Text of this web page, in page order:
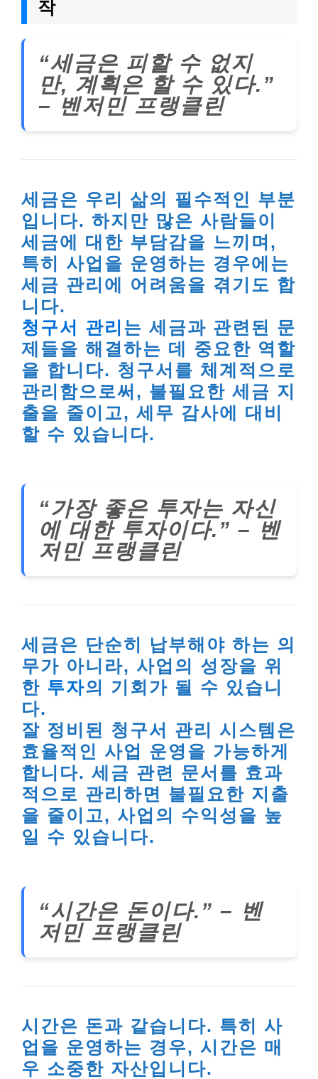
작
“세금은 피할 수 없지
만, 계획은 할 수 있다.”
– 벤저민 프랭클린
세금은 우리 삶의 필수적인 부분
입니다. 하지만 많은 사람들이
세금에 대한 부담감을 느끼며,
특히 사업을 운영하는 경우에는
세금 관리에 어려움을 겪기도 합
니다.
청구서 관리 는 세금과 관련된 문
제들을 해결하는 데 중요한 역할
을 합니다. 청구서를 체계적으로
관리함으로써, 불필요한 세금 지
출을 줄이고, 세무 감사에 대비
할 수 있습니다.
“가장 좋은 투자는 자신
에 대한 투자이다.” – 벤
저민 프랭클린
세금은 단순히 납부해야 하는 의
무가 아니라, 사업의 성장을 위
한 투자의 기회가 될 수 있습니
다.
잘 정비된 청구서 관리 시스템은
효율적인 사업 운영을 가능하게
합니다. 세금 관련 문서를 효과
적으로 관리하면 불필요한 지출
을 줄이고, 사업의 수익성을 높
일 수 있습니다.
“시간은 돈이다.” – 벤
저민 프랭클린
시간은 돈과 같습니다. 특히 사
업을 운영하는 경우, 시간은 매
우 소중한 자산입니다.